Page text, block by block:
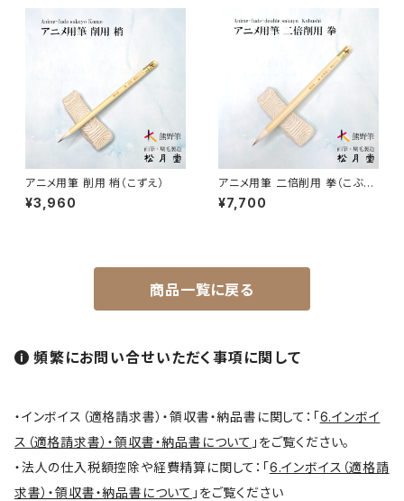
蒔絵筆 / MAKIE
円山筆 / Maruyama Fude
オロンピー筆 / Oronpy Fude
平筆 / Hirafude (flat brush)
連筆/Renpitsu
アニメ用筆 削用 梢（こずえ）
¥3,960
アニメ用筆 二倍削用 拳（こぶ
し）
¥7,700
商品一覧に戻る
頻繁にお問い合せいただく事項に関して
・インボイス（適格請求書）・領収書・納品書に関して：「6.インボイ
ス（適格請求書）・領収書・納品書について 」をご覧ください。
・法人の仕入税額控除や経費精算に関して：「6.インボイス（適格請
求書）・領収書・納品書について 」をご覧ください